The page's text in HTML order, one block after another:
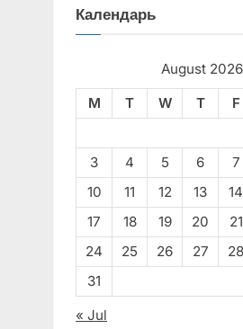
Календарь
August 2026
M
T W T F
3
4 5 6 7
10
11 12 13 14
17
18 19 20 21
24
25 26 27 28
31
« Jul